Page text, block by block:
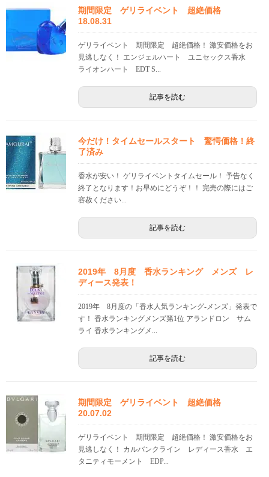
期間限定 ゲリライベント 超絶価格
18.08.31
ゲリライベント 期間限定 超絶価格！ 激安価格をお
見逃しなく！ エンジェルハート ユニセックス香水
ライオンハート EDT S...
記事を読む
今だけ！タイムセールスタート 驚愕価格！終
了済み
香水が安い！ ゲリライベントタイムセール！ 予告なく
終了となります！お早めにどうぞ！！ 完売の際にはご
容赦ください...
記事を読む
2019年 8月度 香水ランキング メンズ レ
ディース発表！
2019年 8月度の「香水人気ランキング-メンズ」発表で
す！ 香水ランキングメンズ第1位 アランドロン サム
ライ 香水ランキングメ...
記事を読む
期間限定 ゲリライベント 超絶価格
20.07.02
ゲリライベント 期間限定 超絶価格！ 激安価格をお
見逃しなく！ カルバンクライン レディース香水 エ
タニティモーメント EDP...